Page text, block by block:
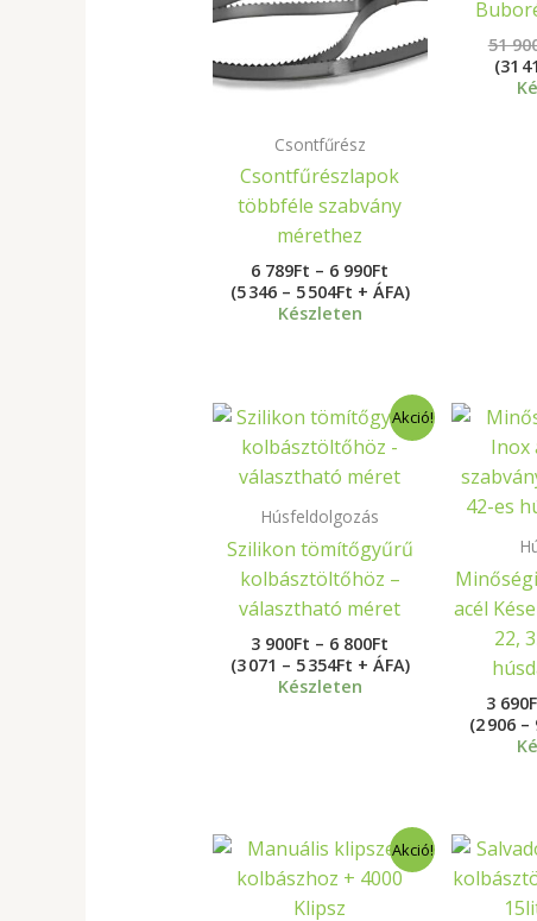
Csontfűrész
Csontfűrészlapok
többféle szabvány
mérethez
6 789Ft – 6 990Ft
(5 346 – 5 504Ft + ÁFA)
Készleten
51
(31
Akció!
Húsfeldolgozás
Szilikon tömítőgyűrű
kolbásztöltőhöz –
választható méret
3 900Ft – 6 800Ft
Ártartomány:
3
900Ft
-
(3 071 – 5 354Ft + ÁFA)
Készleten
acél
22,
3 690
(2 906 –
Akció!
Original
price
was:
97
Current
price
is: